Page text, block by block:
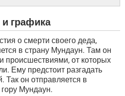
и графика
о смерти своего деда,
в страну Мундаун. Там он
происшествиями, от которых
Ему предстоит разгадать
Так он отправляется в
Мундаун.